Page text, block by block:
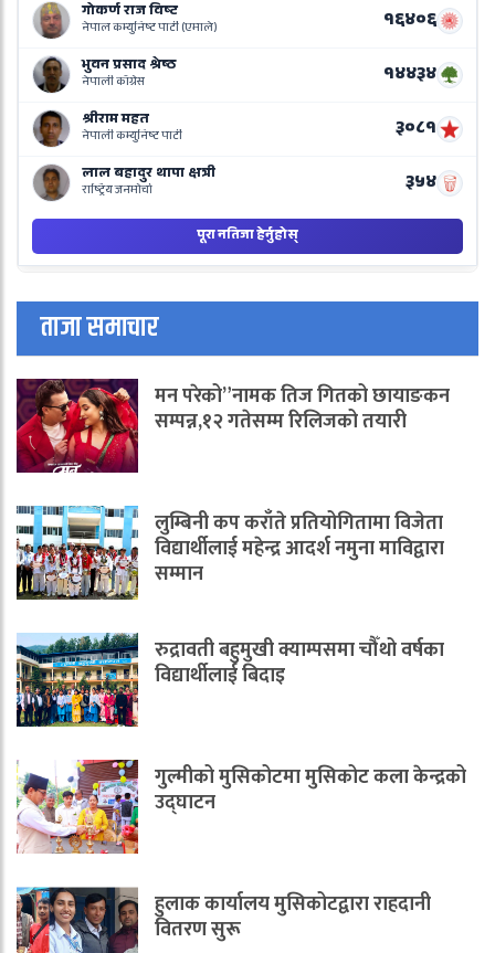
ताजा समाचार
मन परेको”नामक तिज गितको छायाङकन
सम्पन्न,१२ गतेसम्म रिलिजको तयारी
लुम्बिनी कप कराँते प्रतियोगितामा विजेता
विद्यार्थीलाई महेन्द्र आदर्श नमुना माविद्वारा
सम्मान
रुद्रावती बहुमुखी क्याम्पसमा चौँथो वर्षका
विद्यार्थीलाई बिदाइ
गुल्मीको मुसिकोटमा मुसिकोट कला केन्द्रको
उद्घाटन
हुलाक कार्यालय मुसिकोटद्वारा राहदानी
वितरण सुरू